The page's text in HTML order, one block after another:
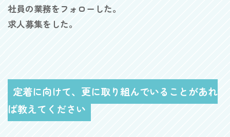
社員の業務をフォローした。
求人募集をした。
定着に向けて、更に取り組んでいることがあれ
ば教えてください